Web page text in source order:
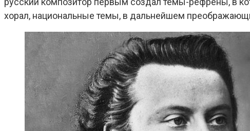
хорал, национальные темы, в дальнейшем